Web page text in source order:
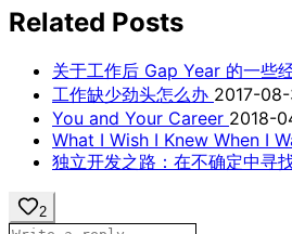
Related Posts
关于工作后 Gap Year 的一些
工作缺少劲头怎么办 2017-08-
You and Your Career 2018-
What I Wish I Knew When I
独立开发之路：在不确定中寻
2